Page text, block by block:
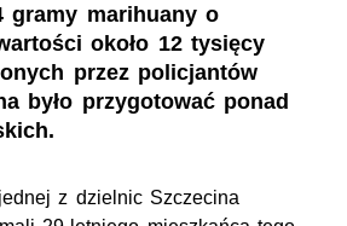
gramy marihuany o
około 12 tysięcy
przez policjantów
było przygotować ponad
z dzielnic Szczecina